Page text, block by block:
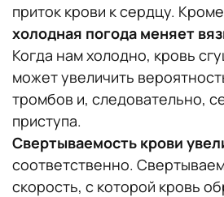
приток крови к сердцу.
холодная погода меняет
Когда нам холодно, кровь
может увеличить
тромбов и, следовательно,
приступа.
Свертываемость крови
соответственно.
скорость, с которой кровь